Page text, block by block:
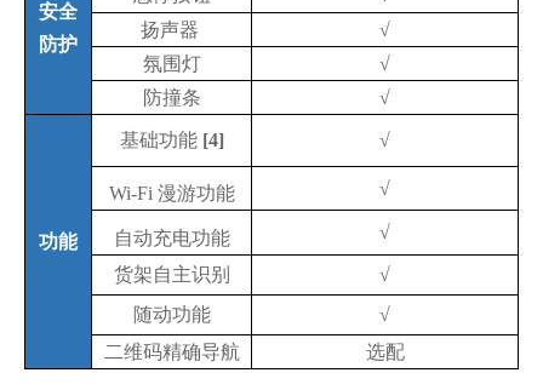
安全
防护
扬声器
√
氛围灯
√
防撞条
√
功能
基础功能 [4] √
Wi-Fi 漫游功能 √
自动充电功能 √
货架自主识别
√
随动功能
√
二维码精确导航
选配